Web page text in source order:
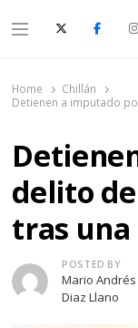
Menu
Home
Chillán
Detienen a imputado
delito
tras
Author
POSTED BY
Mario Andrés
Diaz Llano